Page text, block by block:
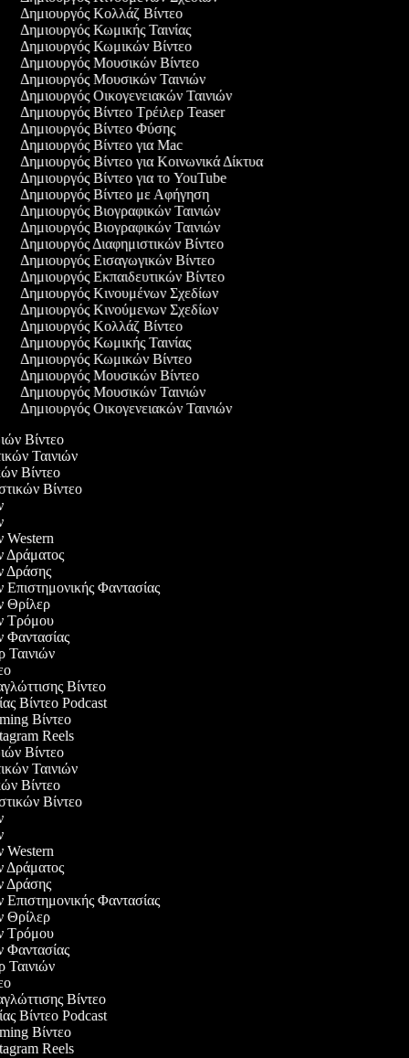
Δημιουργός Κολλάζ Βίντεο
Δημιουργός Κωμικής Ταινίας
Δημιουργός Κωμικών Βίντεο
Δημιουργός Μουσικών Βίντεο
Δημιουργός Μουσικών Ταινιών
Δημιουργός Οικογενειακών Ταινιών
Δημιουργός Βίντεο Τρέιλερ Teaser
Δημιουργός Βίντεο Φύσης
Δημιουργός Βίντεο για Mac
Δημιουργός Βίντεο για Κοινωνικά Δίκτυα
Δημιουργός Βίντεο για το YouTube
Δημιουργός Βίντεο με Αφήγηση
Δημιουργός Βιογραφικών Ταινιών
Δημιουργός Βιογραφικών Ταινιών
Δημιουργός Διαφημιστικών Βίντεο
Δημιουργός Εισαγωγικών Βίντεο
Δημιουργός Εκπαιδευτικών Βίντεο
Δημιουργός Κινουμένων Σχεδίων
Δημιουργός Κινούμενων Σχεδίων
Δημιουργός Κολλάζ Βίντεο
Δημιουργός Κωμικής Ταινίας
Δημιουργός Κωμικών Βίντεο
Δημιουργός Μουσικών Βίντεο
Δημιουργός Μουσικών Ταινιών
Δημιουργός Οικογενειακών Ταινιών
Βίντεο
Ταινιών
Βίντεο
Βίντεο
Western
Δράματος
Δράσης
Επιστημονικής Φαντασίας
Θρίλερ
Τρόμου
Φαντασίας
Ταινιών
Βίντεο
Βίντεο Podcast
Βίντεο
Reels
Βίντεο
Ταινιών
Βίντεο
Βίντεο
Western
Δράματος
Δράσης
Επιστημονικής Φαντασίας
Θρίλερ
Τρόμου
Φαντασίας
Ταινιών
Βίντεο
Βίντεο Podcast
Βίντεο
Reels